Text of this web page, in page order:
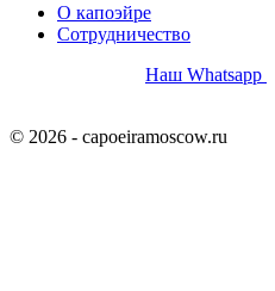
О капоэйре
Сотрудничество
Наш Whatsapp
© 2026 - capoeiramoscow.ru